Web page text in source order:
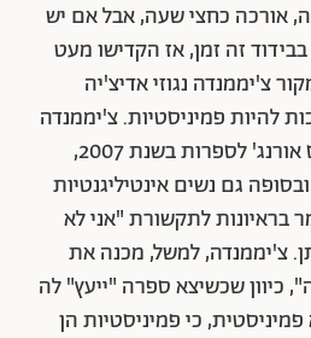
אורכה כחצי שעה, אבל אם יש
זה זמן, אז הקדישו מעט
צ'יממנדה נגוזי אדיצ'יה
להיות פמיניסטיות. צ'יממנדה
היא סופרת שזכתה בפרס אורנג' לספרות בשנת 2007,
גם נשים אינטיליגנטיות
לתקשורת "אני לא
צ'יממנדה, למשל, מכנה את
כיוון שכשיצא ספרה "ייעץ" לה
כי פמיניסטיות הן